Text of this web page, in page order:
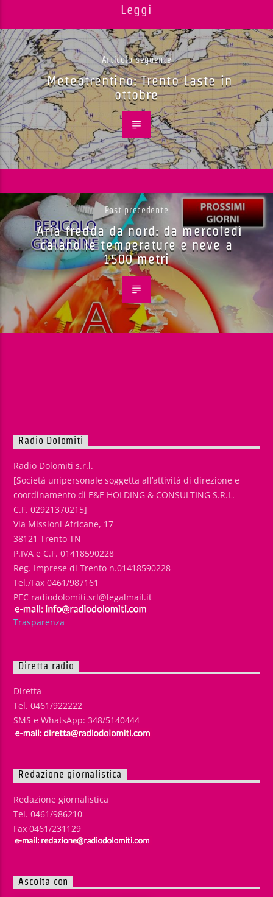
Leggi
Articolo seguente
Meteotrentino: Trento Laste in
ottobre
Post precedente
Aria fredda da nord: da mercoledì
calano le temperature e neve a
1500 metri
Radio Dolomiti
Radio Dolomiti s.r.l.
[Società unipersonale soggetta all’attività di direzione e
coordinamento di E&E HOLDING & CONSULTING S.R.L.
C.F. 02921370215]
Via Missioni Africane, 17
38121 Trento TN
P.IVA e C.F. 01418590228
Reg. Imprese di Trento n.01418590228
Tel./Fax 0461/987161
PEC radiodolomiti.srl@legalmail.it
Trasparenza
Diretta radio
Diretta
Tel. 0461/922222
SMS e WhatsApp: 348/5140444
Redazione giornalistica
Redazione giornalistica
Tel. 0461/986210
Fax 0461/231129
Ascolta con